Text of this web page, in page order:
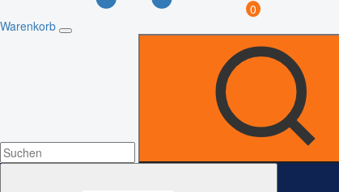
0
Warenkorb